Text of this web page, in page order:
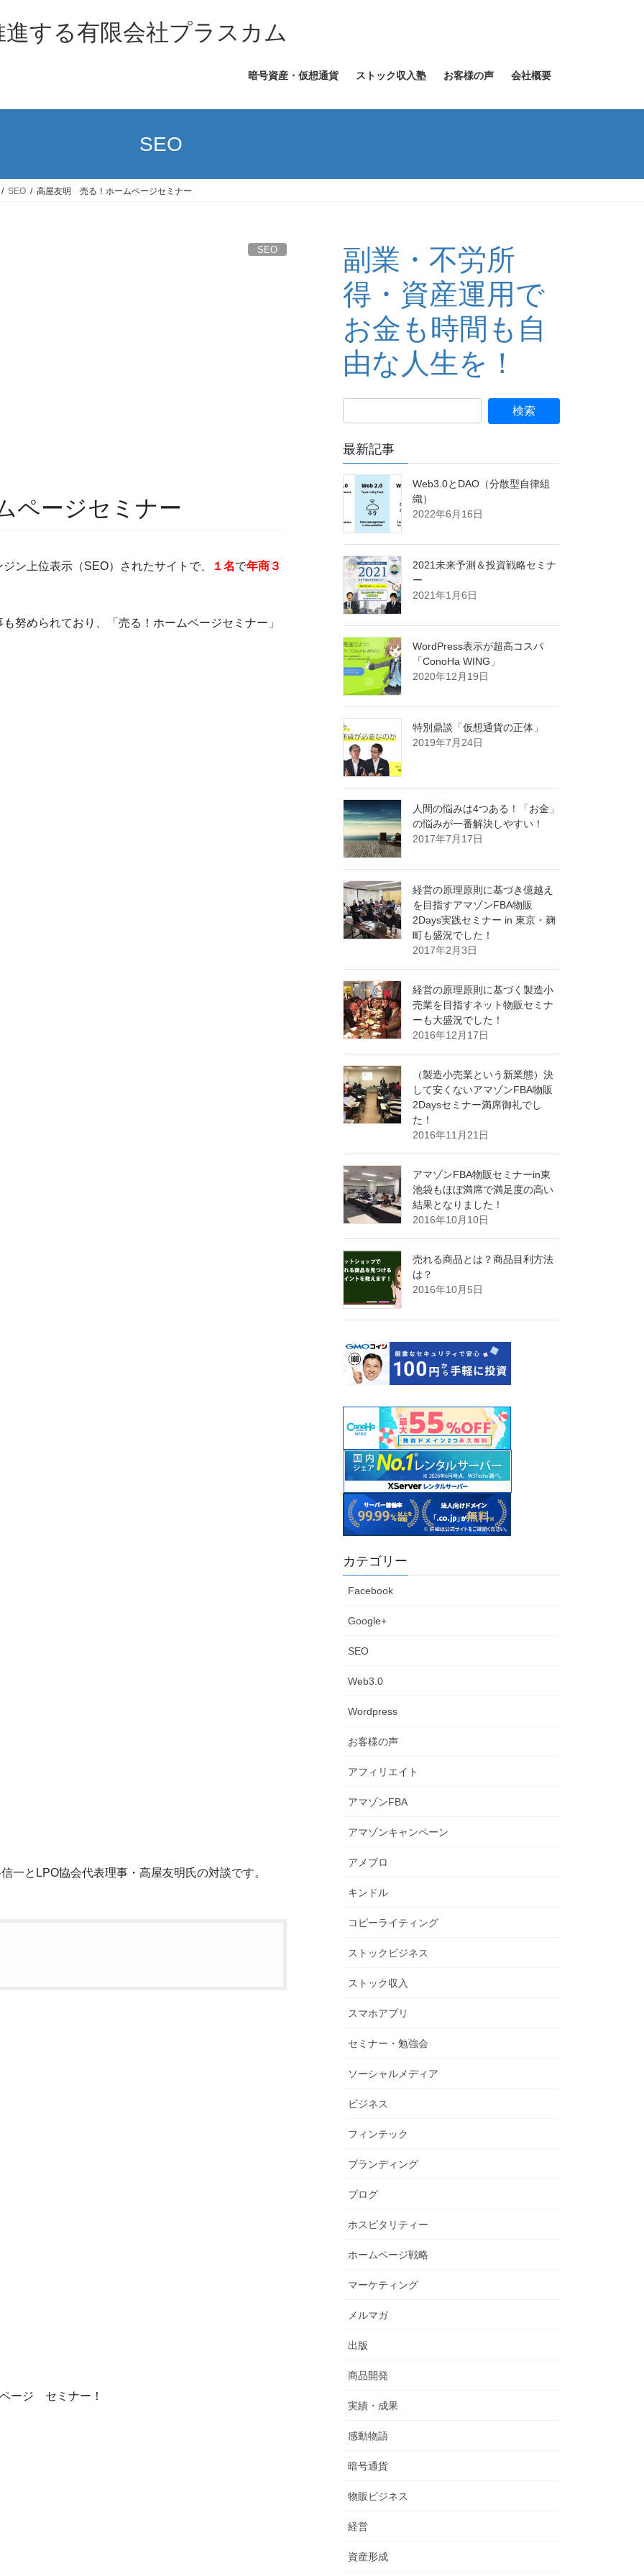
する有限会社プラスカム
暗号資産・仮想通貨 ストック収入塾 お客様の声 会社概要
SEO
SEO 高屋友明 売る！ホームページセミナー
SEO
ページセミナー
ン上位表示（SEO）されたサイトで、 １名で年商３
努められており、「売る！ホームページセミナー」
一とLPO協会代表理事・高屋友明氏の対談です。
ージ セミナー！
副業・不労所
得・資産運用で
お金も時間も自
由な人生を！
最新記事
Web3.0とDAO（分散型自律組
織）
2022年6月16日
2021未来予測＆投資戦略セミナ
ー
2021年1月6日
WordPress表示が超高コスパ
「ConoHa WING」
2020年12月19日
特別鼎談「仮想通貨の正体」
2019年7月24日
人間の悩みは4つある！「お金」
の悩みが一番解決しやすい！
2017年7月17日
経営の原理原則に基づき億越え
を目指すアマゾンFBA物販
2Days実践セミナー in 東京・麹
町も盛況でした！
2017年2月3日
経営の原理原則に基づく製造小
売業を目指すネット物販セミナ
ーも大盛況でした！
2016年12月17日
（製造小売業という新業態）決
して安くないアマゾンFBA物販
2Daysセミナー満席御礼でし
た！
2016年11月21日
アマゾンFBA物販セミナーin東
池袋もほぼ満席で満足度の高い
結果となりました！
2016年10月10日
売れる商品とは？商品目利方法
は？
2016年10月5日
カテゴリー
Facebook
Google+
SEO
Web3.0
Wordpress
お客様の声
アフィリエイト
アマゾンFBA
アマゾンキャンペーン
アメブロ
キンドル
コピーライティング
ストックビジネス
ストック収入
スマホアプリ
セミナー・勉強会
ソーシャルメディア
ビジネス
フィンテック
ブランディング
ブログ
ホスピタリティー
ホームページ戦略
マーケティング
メルマガ
出版
商品開発
実績・成果
感動物語
暗号通貨
物販ビジネス
経営
資産形成